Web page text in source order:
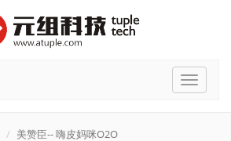
Toggle
美赞臣-- 嗨皮妈咪O2O